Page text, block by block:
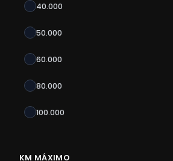
40.000
50.000
60.000
80.000
100.000
KM MÁXIMO